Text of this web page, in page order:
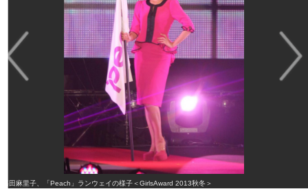
篠田麻里子、「Peach」ランウェイの様子＜GirlsAward 2013秋冬＞